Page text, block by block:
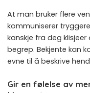
At man bruker flere
kommuniserer
kanskje fra deg
begrep. Bekjente kan
evne til å beskrive
Gir en følelse av